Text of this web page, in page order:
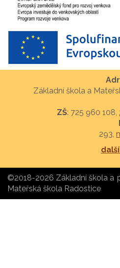
Základní škola a
ZŠ: 725 960 108,
293,
©2018-2026 Základní škola a
Mateřská škola Radostice